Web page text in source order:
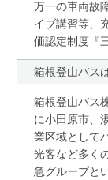
万一の車両故
イブ講習等、
価認定制度『
箱根登山バス
箱根登山バス
に小田原市、
業区域として
光客など多く
急グループと